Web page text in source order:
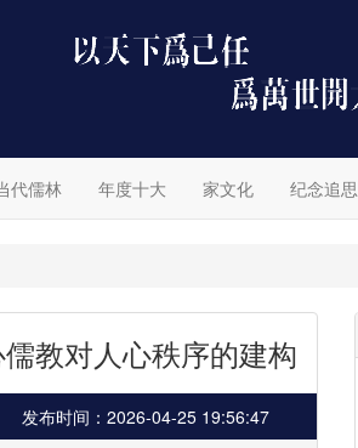
代儒林 年度十大 家文化 纪念追思
教对人心秩序的建构
发布时间：2026-04-25 19:56:47